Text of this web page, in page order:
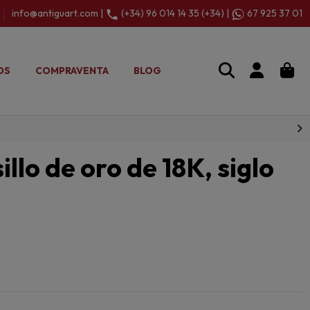
info@antiguart.com | (+34) 96 014 14 35 (+34) | 67 925 37 01
COMPRAVENTA BLOG
de oro de 18K, siglo